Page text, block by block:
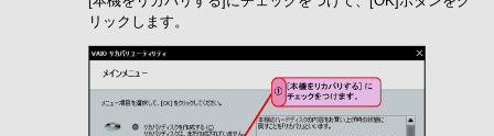
リックします。